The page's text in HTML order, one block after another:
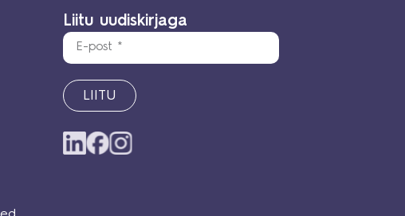
Liitu uudiskirjaga
LIITU